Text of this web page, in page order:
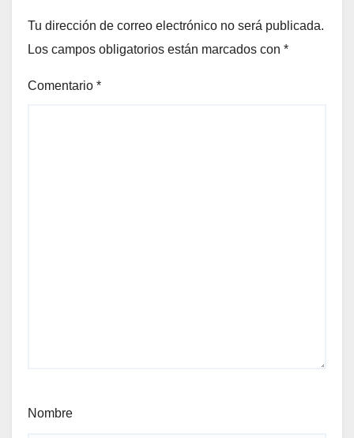
Tu dirección de correo electrónico no será publicada.
Los campos obligatorios están marcados con *
Comentario *
Nombre